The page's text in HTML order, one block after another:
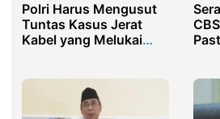
Polri Harus Mengusut
Tuntas Kasus Jerat
Kabel yang Melukai